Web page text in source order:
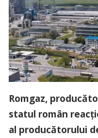
Romgaz,
statul român
al producătorului